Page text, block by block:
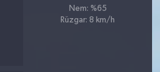
Nem: %65
Rüzgar: 8 km/h